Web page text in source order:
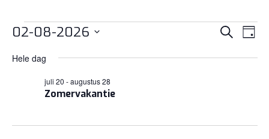
EVENEMENTEN
IN
AUGUSTUS
Zoeken
Dag
02-08-2026
datum.
Hele dag
Zomervakantie
juli 20 -augustus 28